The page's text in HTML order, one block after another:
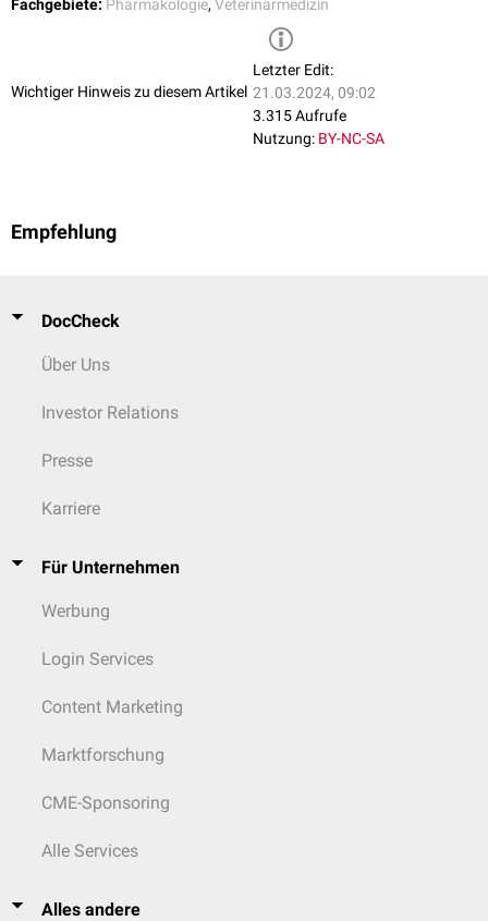
Fachgebiete: Pharmakologie, Veterinärmedizin
Wichtiger Hinweis zu diesem Artikel
Letzter Edit:
21.03.2024, 09:02
3.315 Aufrufe
Nutzung: BY-NC-SA
Empfehlung
DocCheck
Über Uns
Investor Relations
Presse
Karriere
Für Unternehmen
Werbung
Login Services
Content Marketing
Marktforschung
CME-Sponsoring
Alle Services
Alles andere